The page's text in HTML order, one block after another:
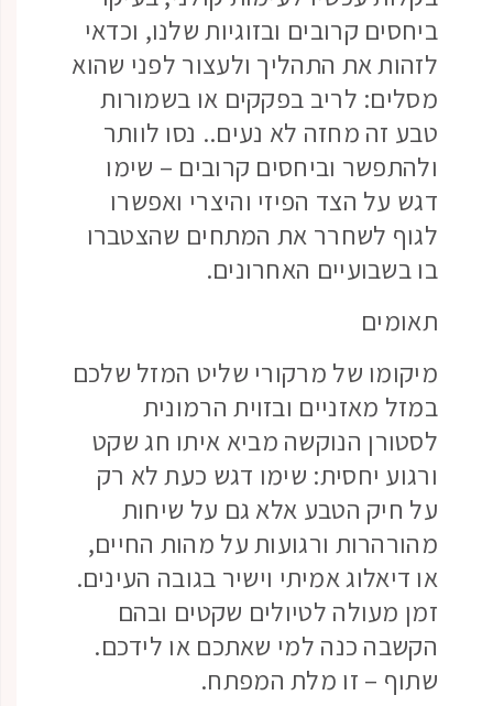
ביחסים קרובים ובזוגיות שלנו, וכדאי
לזהות את התהליך ולעצור לפני שהוא
מסלים: לריב בפקקים או בשמורות
טבע זה מחזה לא נעים.. נסו לוותר
ולהתפשר וביחסים קרובים – שימו
דגש על הצד הפיזי והיצרי ואפשרו
לגוף לשחרר את המתחים שהצטברו
בו בשבועיים האחרונים.
תאומים
מיקומו של מרקורי שליט המזל שלכם
במזל מאזניים ובזוית הרמונית
לסטורן הנוקשה מביא איתו חג שקט
ורגוע יחסית: שימו דגש כעת לא רק
על חיק הטבע אלא גם על שיחות
מהורהרות ורגועות על מהות החיים,
או דיאלוג אמיתי וישיר בגובה העינים.
זמן מעולה לטיולים שקטים ובהם
הקשבה כנה למי שאתכם או לידכם.
שתוף – זו מלת המפתח.